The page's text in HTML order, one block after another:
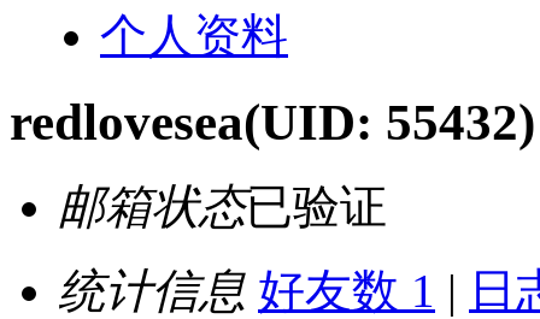
个人资料
redlovesea(UID: 55432)
邮箱状态已验证
统计信息 好友数 1 | 日